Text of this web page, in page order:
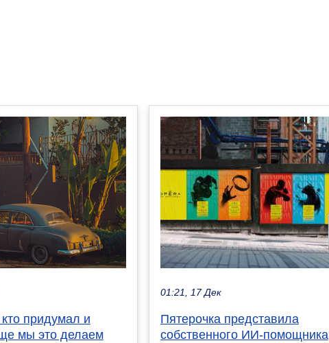
придумал и
мы это делаем
01:21, 17 Дек
Пятерочка представила
собственного ИИ-помощника